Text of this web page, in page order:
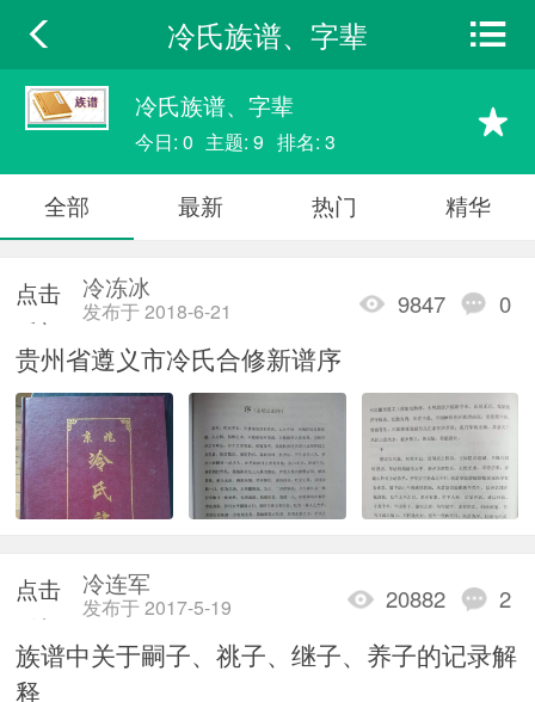
冷氏族谱、字辈
冷氏族谱、字辈
今日: 0 主题: 9 排名: 3
全部 最新 热门 精华
点击
重新
加载
9847 0
冷冻冰
发布于 2018-6-21
贵州省遵义市冷氏合修新谱序
点击
重新
加载
20882 2
冷连军
发布于 2017-5-19
族谱中关于嗣子、祧子、继子、养子的记录解
释